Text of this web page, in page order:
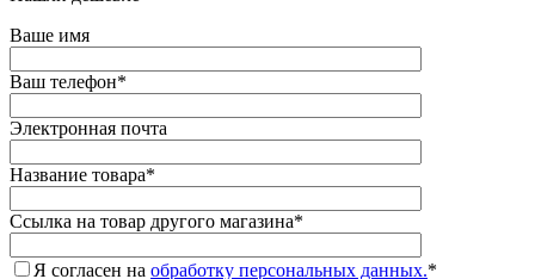
Ваше имя
Ваш телефон*
Электронная почта
Название товара*
Ссылка на товар другого магазина*
Я согласен на обработку персональных данных.*